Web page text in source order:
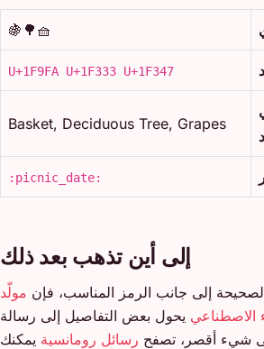
🧺🌳🍇
U+1F9FA U+1F333 U+1F347
Basket, Deciduous Tree, Grapes
:picnic_date:
إلى أين تذهب بعد ذلك
إلى جانب الرمز المناسب، فإن مولّد
الاصطناعي يحول بعض التفاصيل إلى رسالة
شيء أقصر، تصفح رسائل رومانسية يمكنك